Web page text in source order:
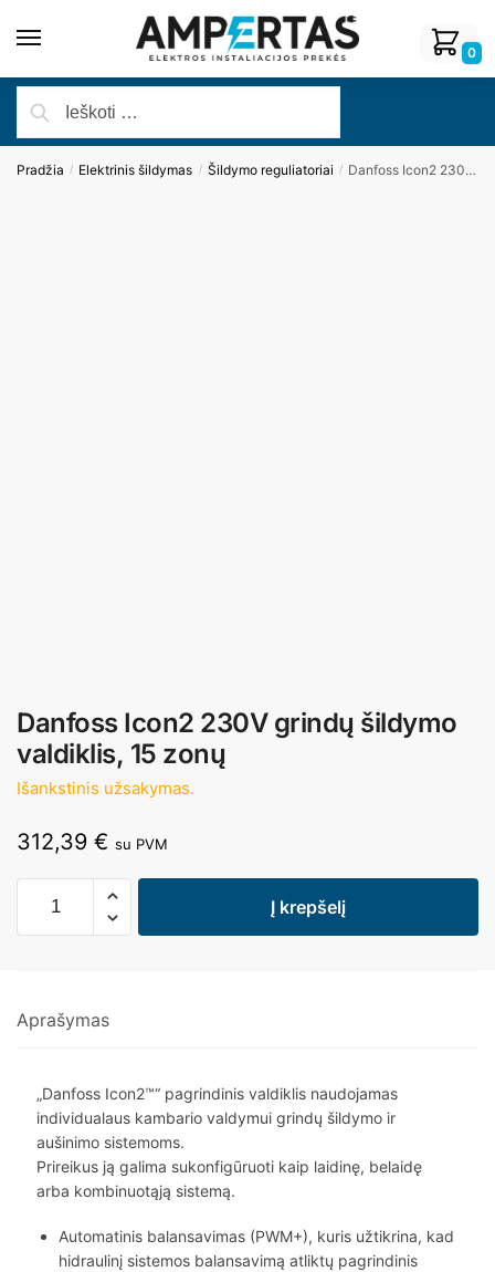
0
Pradžia / Elektrinis šildymas / Šildymo reguliatoriai / Danfoss Icon2 230V grindų šildymo valdiklis, 15 zonų
Danfoss Icon2 230V grindų šildymo
valdiklis, 15 zonų
Išankstinis užsakymas.
312,39 € su PVM
Į krepšelį
Aprašymas
„Danfoss Icon2™“ pagrindinis valdiklis naudojamas
individualaus kambario valdymui grindų šildymo ir
aušinimo sistemoms.
Prireikus ją galima sukonfigūruoti kaip laidinę, belaidę
arba kombinuotąją sistemą.
Automatinis balansavimas (PWM+), kuris užtikrina, kad
hidraulinį sistemos balansavimą atliktų pagrindinis